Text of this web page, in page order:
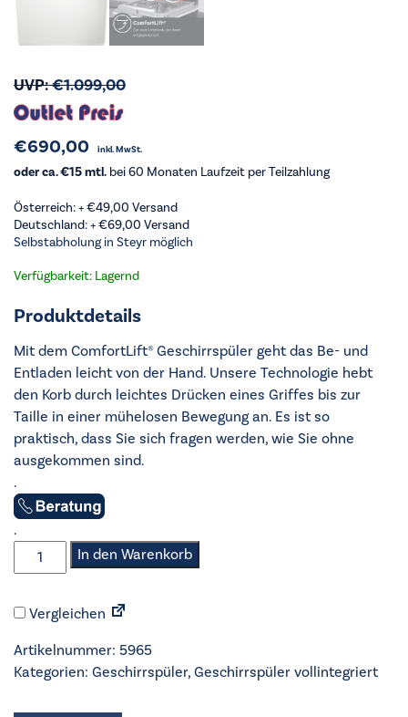
UVP:€1.099,00
€690,00 inkl. MwSt.
oder ca. €15 mtl. bei 60 Monaten Laufzeit per Teilzahlung
Österreich: +€49,00 Versand
Deutschland: +€69,00 Versand
Selbstabholung in Steyr möglich
Verfügbarkeit: Lagernd
Produktdetails
Mit dem ComfortLift® Geschirrspüler geht das Be- und
Entladen leicht von der Hand. Unsere Technologie hebt
den Korb durch leichtes Drücken eines Griffes bis zur
Taille in einer mühelosen Bewegung an. Es ist so
praktisch, dass Sie sich fragen werden, wie Sie ohne
ausgekommen sind.
.
.
Electrolux
-
vollintegriert
-
KECB7215L
In den Warenkorb
Vergleichen
Artikelnummer: 5965
Kategorien: Geschirrspüler, Geschirrspüler vollintegriert